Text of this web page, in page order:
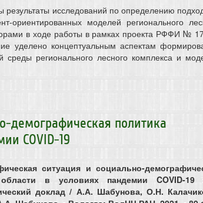
исследований по определению
ориентированных моделей регионального
в ходе работы в рамках проекта РФФИ №
уделено концептуальным аспектам
среды регионального лесного комплекса и
демографическая политика
COVID-19
ситуация и социально-
области в условиях пандемии COVID-
доклад / А.А. Шабунова, О.Н.